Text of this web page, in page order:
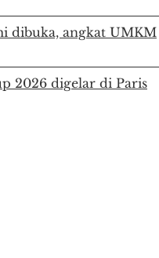
dibuka, angkat UMKM
2026 digelar di Paris